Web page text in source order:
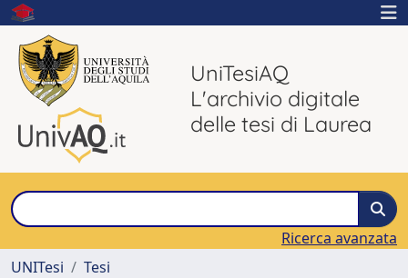
UniTesiAQ
L'archivio digitale
delle tesi di Laurea
Ricerca avanzata
UNITesi
Tesi